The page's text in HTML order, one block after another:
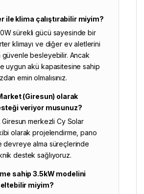
ile klima çalıştırabilir miyim?
sürekli gücü sayesinde bir
klimayı ve diğer ev aletlerini
güvenle besleyebilir. Ancak
uygun akü kapasitesine sahip
emin olmalısınız.
(Giresun) olarak
veriyor musunuz?
Giresun merkezli Cy Solar
olarak projelendirme, pano
devreye alma süreçlerinde
destek sağlıyoruz.
sahip 3.5kW modelini
miyim?